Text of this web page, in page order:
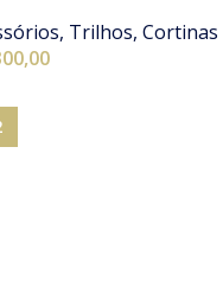
, Trilhos, Cortinas